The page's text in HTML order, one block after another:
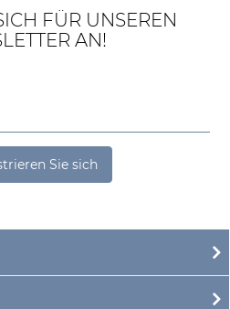
FÜR UNSEREN
AN!
Sie sich